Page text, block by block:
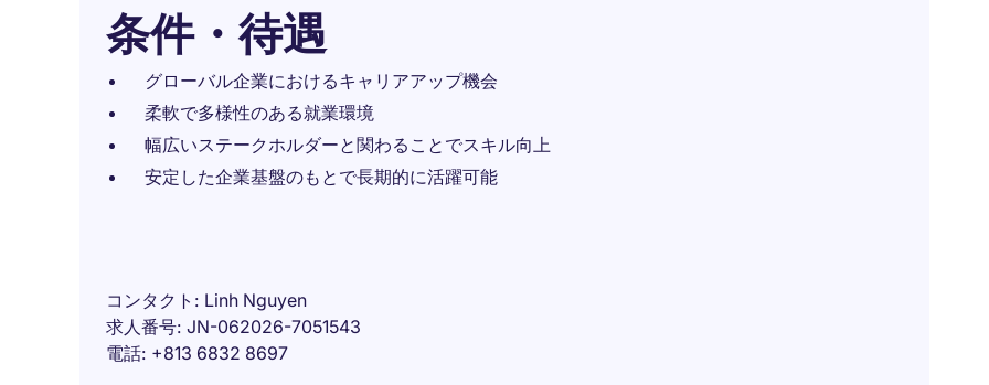
条件・待遇
グローバル企業におけるキャリアアップ機会
柔軟で多様性のある就業環境
幅広いステークホルダーと関わることでスキル向上
安定した企業基盤のもとで長期的に活躍可能
コンタクト
Linh Nguyen
求人番号 JN-062026-7051543
電話 +813 6832 8697